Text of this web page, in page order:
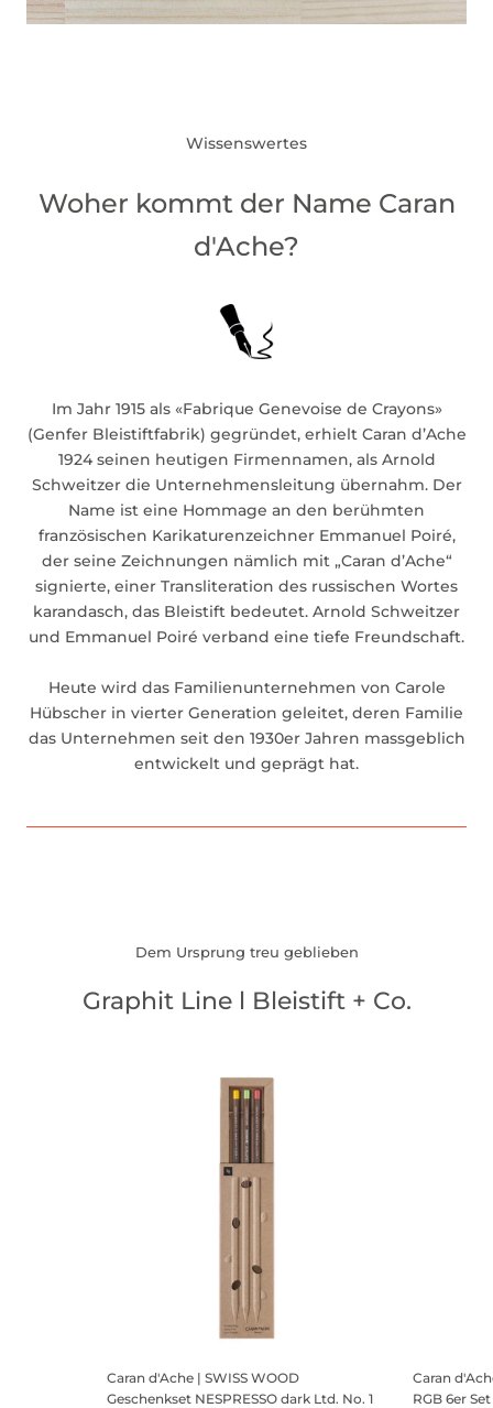
Wissenswertes
Woher kommt der Name Caran
d'Ache?
Im Jahr 1915 als «Fabrique Genevoise de Crayons»
(Genfer Bleistiftfabrik) gegründet, erhielt Caran d’Ache
1924 seinen heutigen Firmennamen, als Arnold
Schweitzer die Unternehmensleitung übernahm. Der
Name ist eine Hommage an den berühmten
französischen Karikaturenzeichner Emmanuel Poiré,
der seine Zeichnungen nämlich mit „Caran d’Ache“
signierte, einer Transliteration des russischen Wortes
karandasch, das Bleistift bedeutet. Arnold Schweitzer
und Emmanuel Poiré verband eine tiefe Freundschaft.
Heute wird das Familienunternehmen von Carole
Hübscher in vierter Generation geleitet, deren Familie
das Unternehmen seit den 1930er Jahren massgeblich
entwickelt und geprägt hat.
Dem Ursprung treu geblieben
Graphit Line l Bleistift + Co.
Caran d'Ache | SWISS WOOD
Geschenkset NESPRESSO dark Ltd. No. 1
Caran
RGB 6er Set